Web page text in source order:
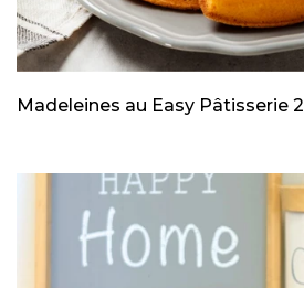
Madeleines au Easy Pâtisserie 2